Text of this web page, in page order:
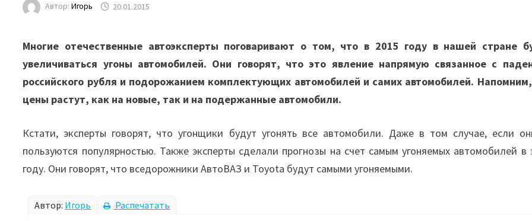
Автор:Игорь 20.01.2015
Многие отечественные автоэксперты поговаривают о том, что в 2015 году в нашей стране
увеличиваться угоны автомобилей. Они говорят, что это явление напрямую связанное с
российского рубля и подорожанием комплектующих автомобилей и самих автомобилей.
цены растут, как на новые, так и на подержанные автомобили.
Кстати, эксперты говорят, что угонщики будут угонять все автомобили. Даже в том случае, если
пользуются популярностью. Также эксперты сделали прогнозы на счет самым угоняемых автомобилей в
году. Они говорят, что вседорожники АвтоВАЗ и Toyota будут самыми угоняемыми.
Автор: Игорь Распечатать